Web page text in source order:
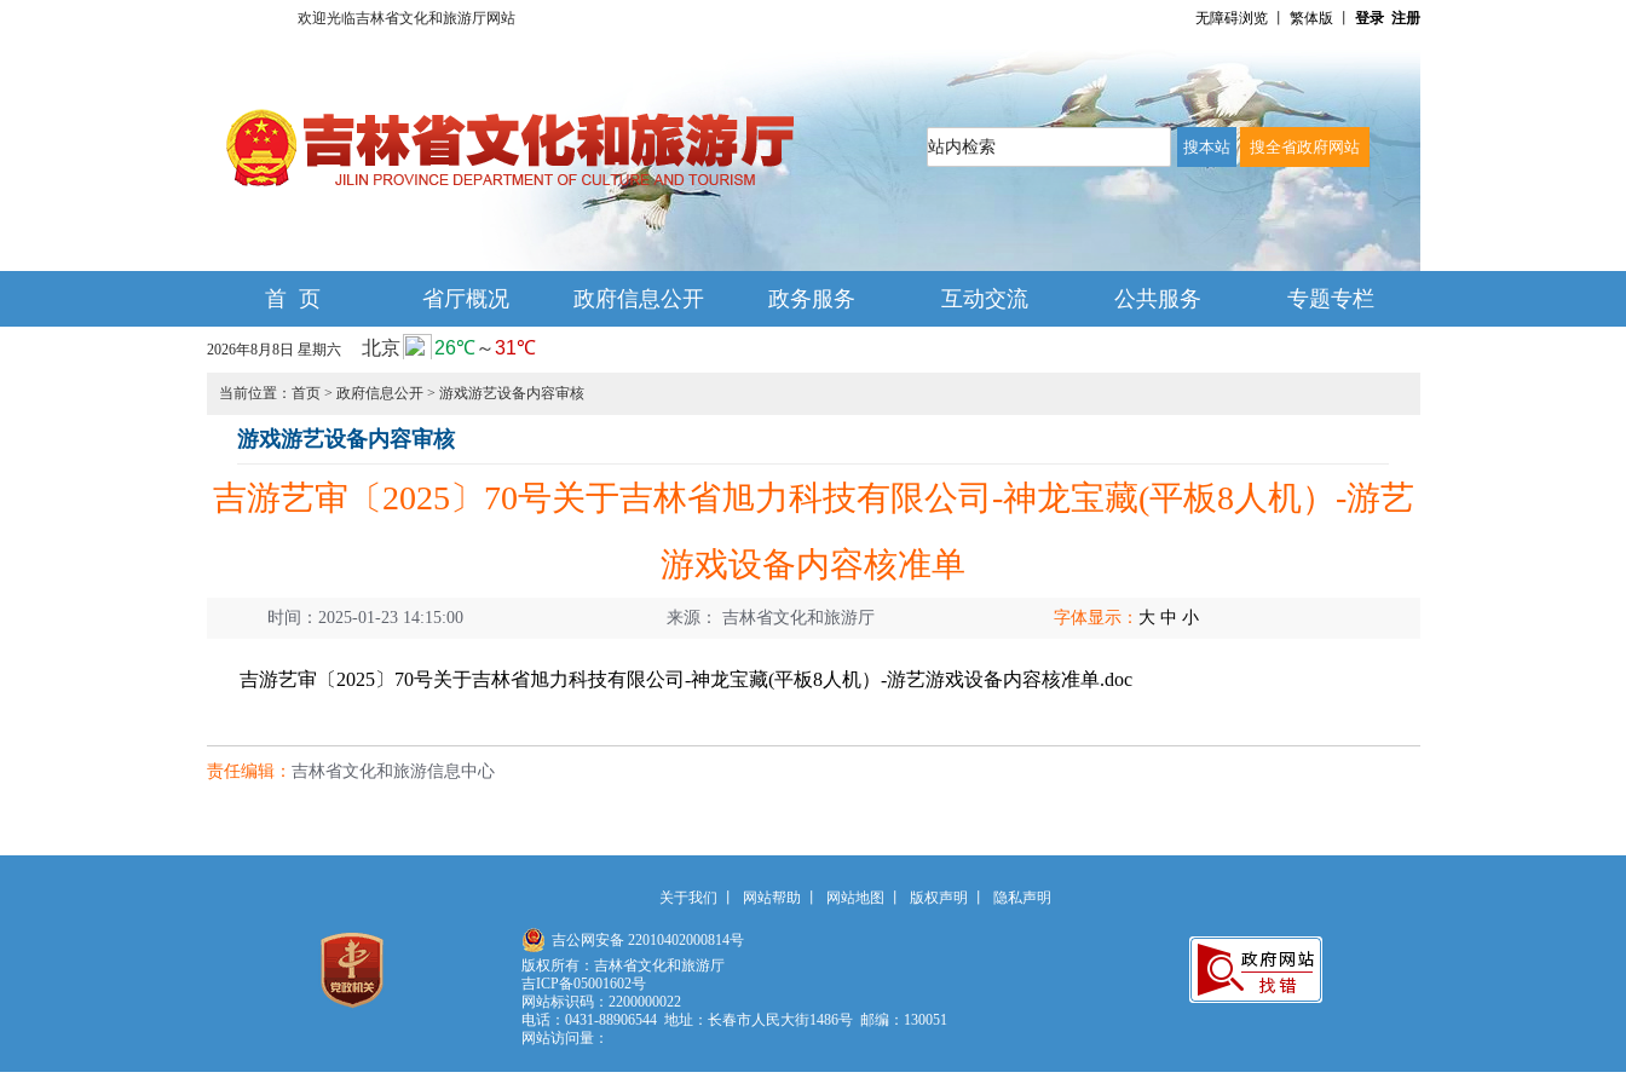
欢迎光临吉林省文化和旅游厅网站 无障碍浏览丨 繁体版 登录 注册
首 页 省厅概况 政府信息公开 政务服务 互动交流 公共服务 专题专栏
2026年8月8日 星期六
当前位置： 首页> 政府信息公开> 游戏游艺设备内容审核
游戏游艺设备内容审核
吉游艺审〔2025〕70号关于吉林省旭力科技有限公司-神龙宝藏(平板8人机）-游艺
游戏设备内容核准单
时间：2025-01-23 14:15:00 来源： 吉林省文化和旅游厅 字体显示： 大 中 小
吉游艺审〔2025〕70号关于吉林省旭力科技有限公司-神龙宝藏(平板8人机）-游艺游戏设备内容核准单.doc
责任编辑： 吉林省文化和旅游信息中心
关于我们 网站帮助 网站地图 版权声明 隐私声明
吉公网安备 22010402000814号
版权所有：吉林省文化和旅游厅
吉ICP备05001602号
网站标识码：2200000022
电话：0431-88906544 地址：长春市人民大街1486号 邮编：130051
网站访问量：